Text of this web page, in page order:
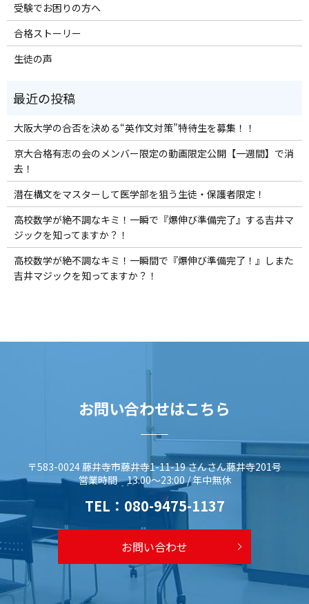
受験でお困りの方へ
合格ストーリー
生徒の声
大阪大学の合否を決める“英作文対策”特待生を募集！！
京大合格有志の会のメンバー限定の動画限定公開【一週間】で消
去！
潜在構文をマスターして医学部を狙う生徒・保護者限定！
高校数学が絶不調なキミ！一瞬で『爆伸び準備完了』する吉井マ
ジックを知ってますか？！
高校数学が絶不調なキミ！一瞬間で『爆伸び準備完了！』しまた
吉井マジックを知ってますか？！
お問い合わせはこちら
〒583-0024 藤井寺市藤井寺1-11-19 さんさん藤井寺201号
営業時間 13:00～23:00 / 年中無休
TEL： 080-9475-1137
お問い合わせ